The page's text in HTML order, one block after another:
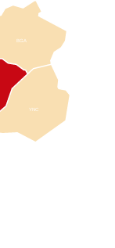
BGA
YNC